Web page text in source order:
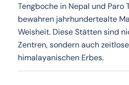
Tengboche in Nepal und Paro
bewahren jahrhundertealte
Weisheit. Diese Stätten sind
Zentren, sondern auch
himalayanischen Erbes.